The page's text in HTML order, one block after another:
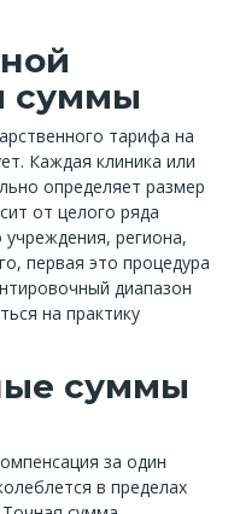
суммы
тарифа на
Каждая клиника или
определяет размер
от целого ряда
региона,
первая это процедура
диапазон
на практику
суммы
за один
в пределах